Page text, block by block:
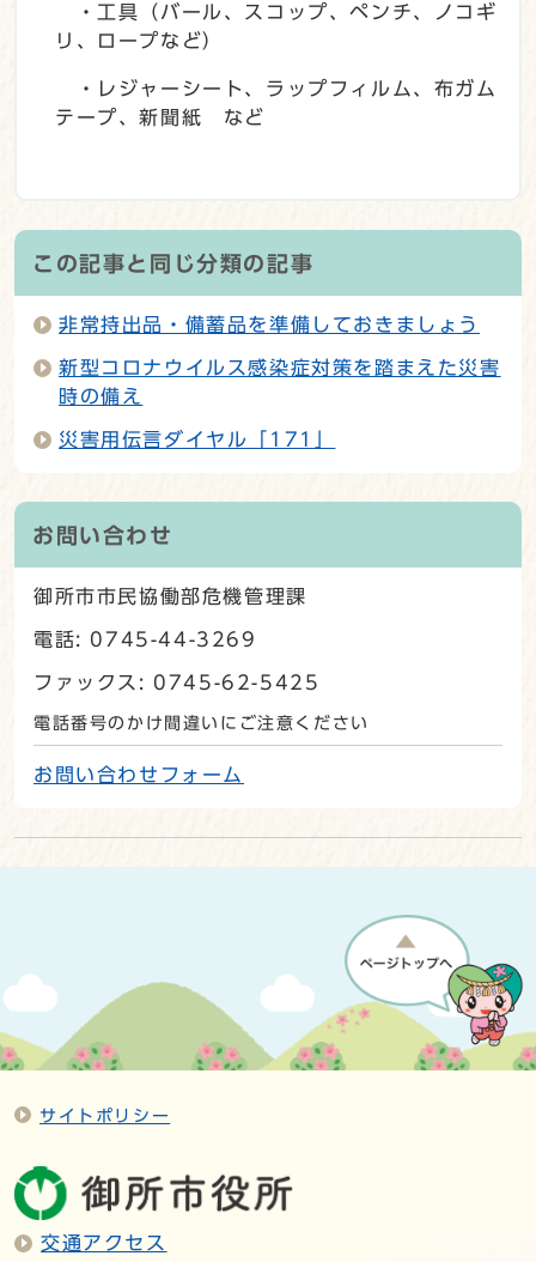
・工具（バール、スコップ、ペンチ、ノコギ
リ、ロープなど）
・レジャーシート、ラップフィルム、布ガム
テープ、新聞紙 など
この記事と同じ分類の記事
非常持出品・備蓄品を準備しておきましょう
新型コロナウイルス感染症対策を踏まえた災害
時の備え
災害用伝言ダイヤル「171」
お問い合わせ
御所市市民協働部危機管理課
電話: 0745-44-3269
ファックス: 0745-62-5425
電話番号のかけ間違いにご注意ください
お問い合わせフォーム
サイトポリシー
交通アクセス